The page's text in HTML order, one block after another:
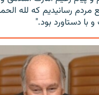
مردم رسانیدیم که لله
دستاورد بود."